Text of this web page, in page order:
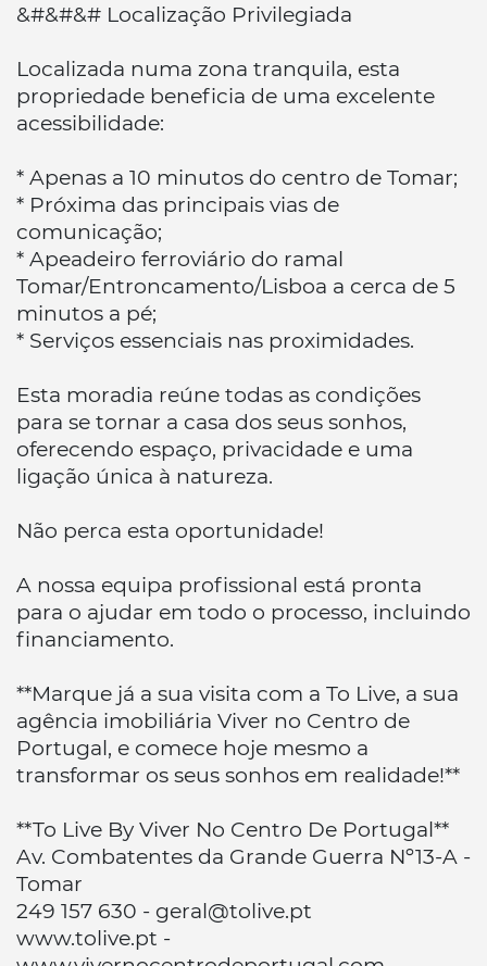
&#&#&# Localização Privilegiada
Localizada numa zona tranquila, esta
propriedade beneficia de uma excelente
acessibilidade:
* Apenas a 10 minutos do centro de Tomar;
* Próxima das principais vias de
comunicação;
* Apeadeiro ferroviário do ramal
Tomar/Entroncamento/Lisboa a cerca de 5
minutos a pé;
* Serviços essenciais nas proximidades.
Esta moradia reúne todas as condições
para se tornar a casa dos seus sonhos,
oferecendo espaço, privacidade e uma
ligação única à natureza.
Não perca esta oportunidade!
A nossa equipa profissional está pronta
para o ajudar em todo o processo, incluindo
financiamento.
**Marque já a sua visita com a To Live, a sua
agência imobiliária Viver no Centro de
Portugal, e comece hoje mesmo a
transformar os seus sonhos em realidade!**
**To Live By Viver No Centro De Portugal**
Av. Combatentes da Grande Guerra Nº13-A -
Tomar
249 157 630 - geral@tolive.pt
www.tolive.pt -